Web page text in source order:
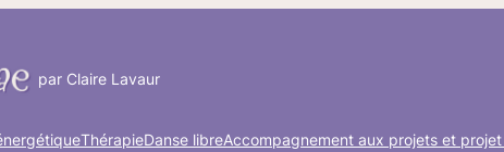
par Claire Lavaur
ThérapieDanse libreAccompagnement aux projets et